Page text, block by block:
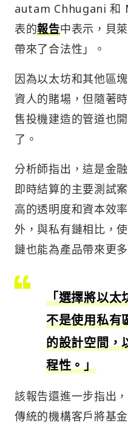
autam Chhugani 和
表的報告中表示，貝
帶來了合法性」。
因為以太坊和其他區
資人的賭場，但隨著
售投機建造的管道也
了。
分析師指出，這是金
即時結算的主要測試
高的透明度和資本效
外，與私有鏈相比，
鏈也能為產品帶來更
「選擇將以太
不是使用私有
的設計空間，
程性。」
該報告還進一步指出
傳統的機構客戶將基